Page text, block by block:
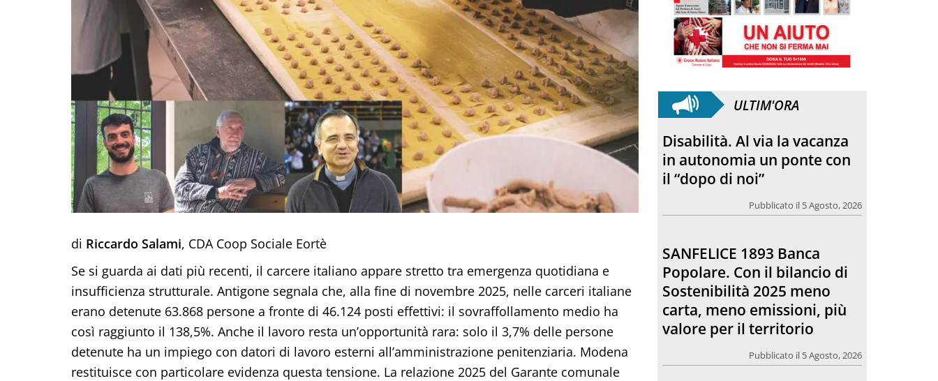
di Riccardo Salami, CDA Coop Sociale Eortè
Se si guarda ai dati più recenti, il carcere italiano appare stretto tra emergenza quotidiana e
insufficienza strutturale. Antigone segnala che, alla fine di novembre 2025, nelle carceri italiane
erano detenute 63.868 persone a fronte di 46.124 posti effettivi: il sovraffollamento medio ha
così raggiunto il 138,5%. Anche il lavoro resta un’opportunità rara: solo il 3,7% delle persone
detenute ha un impiego con datori di lavoro esterni all’amministrazione penitenziaria. Modena
restituisce con particolare evidenza questa tensione. La relazione 2025 del Garante comunale
ULTIM'ORA
Disabilità. Al via la vacanza
in autonomia un ponte con
il “dopo di noi”
Pubblicato il 5 Agosto, 2026
SANFELICE 1893 Banca
Popolare. Con il bilancio di
Sostenibilità 2025 meno
carta, meno emissioni, più
valore per il territorio
Pubblicato il 5 Agosto, 2026